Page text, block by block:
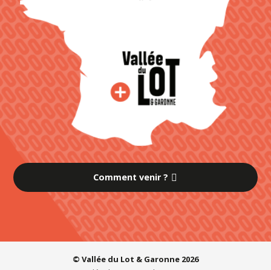
Comment venir ?
© Vallée du Lot & Garonne 2026